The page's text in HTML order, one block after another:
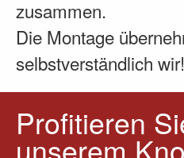
zusammen.
Die Montage
selbstverständlich wir!
Profitieren
unserem